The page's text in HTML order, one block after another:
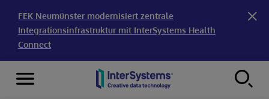
FEK Neumünster modernisiert zentrale
Integrationsinfrastruktur mit InterSystems Health
Connect
Skip to content
Menu